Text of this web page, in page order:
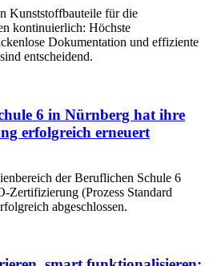
Kunststoffbauteile für die
kontinuierlich: Höchste
Dokumentation und effiziente
entscheidend.
6 in Nürnberg hat ihre
erfolgreich erneuert
der Beruflichen Schule 6
Zertifizierung (Prozess Standard
abgeschlossen.